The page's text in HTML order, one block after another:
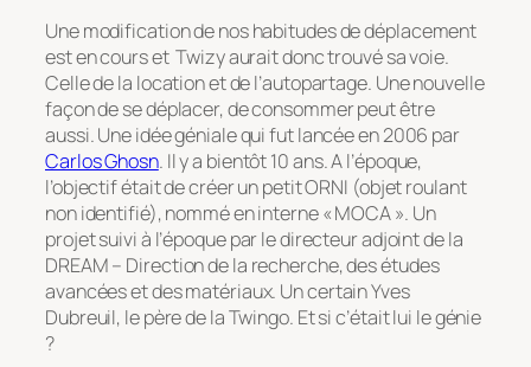
Une modification de nos habitudes de déplacement
est en cours et Twizy aurait donc trouvé sa voie.
Celle de la location et de l’autopartage. Une nouvelle
façon de se déplacer, de consommer peut être
aussi. Une idée géniale qui fut lancée en 2006 par
Carlos Ghosn. Il y a bientôt 10 ans. A l’époque,
l’objectif était de créer un petit ORNI (objet roulant
non identifié), nommé en interne « MOCA ». Un
projet suivi à l’époque par le directeur adjoint de la
DREAM – Direction de la recherche, des études
avancées et des matériaux. Un certain Yves
Dubreuil, le père de la Twingo. Et si c’était lui le génie
?